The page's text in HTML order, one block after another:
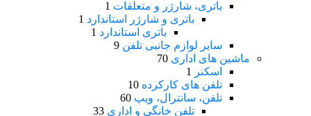
باتری، شارژر و متعلقات 1
باتری و شارژر استاندارد 1
باتری استاندارد 1
سایر لوازم جانبی تلفن 9
ماشین های اداری 70
اسکنر
1
تلفن های کارکرده 10
تلفن، سانترال، ویپ 60
تلفن خانگی و اداری 33